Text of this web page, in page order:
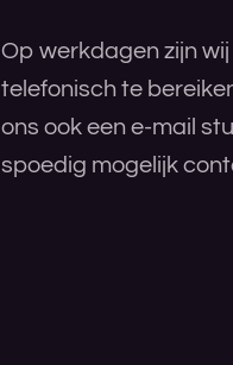
Op werkdagen zijn
telefonisch te
ons ook een e-mail
spoedig mogelijk